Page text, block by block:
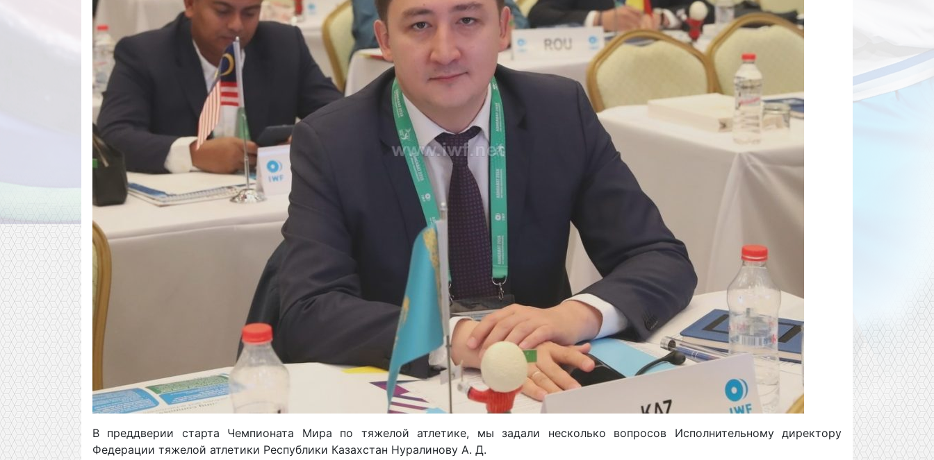
В преддверии старта Чемпионата Мира по тяжелой атлетике, мы задали несколько вопросов Исполнительному директору
Федерации тяжелой атлетики Республики Казахстан Нуралинову А. Д.